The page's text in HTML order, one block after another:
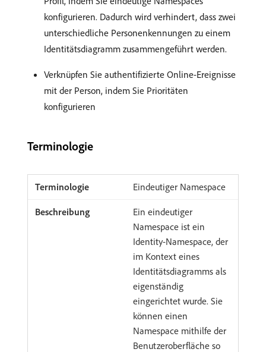
konfigurieren. Dadurch wird verhindert, dass zwei
unterschiedliche Personenkennungen zu einem
Identitätsdiagramm zusammengeführt werden.
Verknüpfen Sie authentifizierte Online-Ereignisse
mit der Person, indem Sie Prioritäten
konfigurieren
Terminologie
Eindeutiger Namespace
Ein eindeutiger
Namespace ist ein
Identity-Namespace, der
im Kontext eines
Identitätsdiagramms als
eigenständig
eingerichtet wurde. Sie
können einen
Namespace mithilfe der
Benutzeroberfläche so